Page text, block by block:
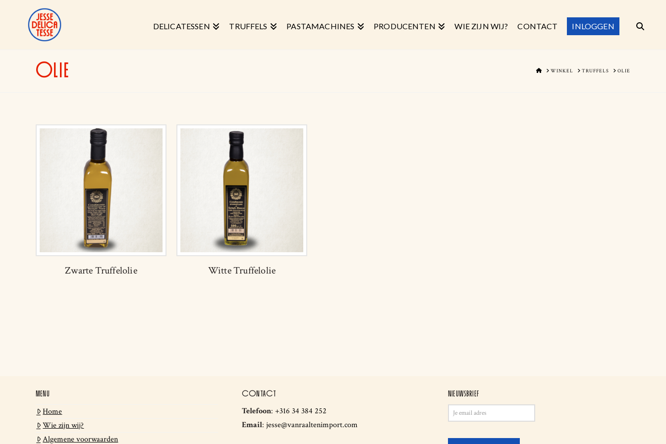
DELICATESSEN TRUFFELS PASTAMACHINES PRODUCENTEN WIE ZIJN WIJ? CONTACT INLOGGEN
OLIE HOMEWINKEL TRUFFELS OLIE
Zwarte Truffelolie Witte Truffelolie
MENU
Home
Wie zijn wij?
Algemene voorwaarden
CONTACT
Telefoon: +316 34 384 252
Email: jesse@vanraaltenimport.com
NIEUWSBRIEF